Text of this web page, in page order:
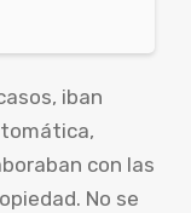
iban
con las
No se